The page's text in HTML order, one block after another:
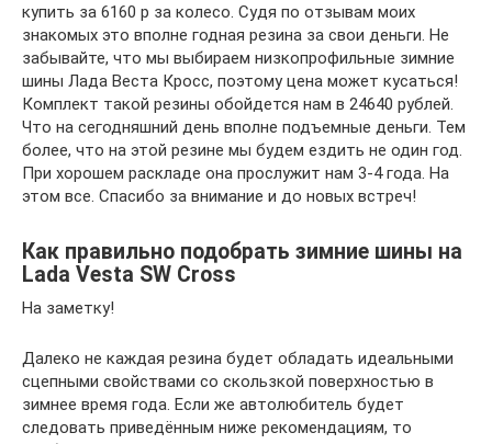
купить за 6160 р за колесо. Судя по отзывам моих
знакомых это вполне годная резина за свои деньги. Не
забывайте, что мы выбираем низкопрофильные зимние
шины Лада Веста Кросс, поэтому цена может кусаться!
Комплект такой резины обойдется нам в 24640 рублей.
Что на сегодняшний день вполне подъемные деньги. Тем
более, что на этой резине мы будем ездить не один год.
При хорошем раскладе она прослужит нам 3-4 года. На
этом все. Спасибо за внимание и до новых встреч!
Как правильно подобрать зимние шины на
Lada Vesta SW Cross
На заметку!
Далеко не каждая резина будет обладать идеальными
сцепными свойствами со скользкой поверхностью в
зимнее время года. Если же автолюбитель будет
следовать приведённым ниже рекомендациям, то